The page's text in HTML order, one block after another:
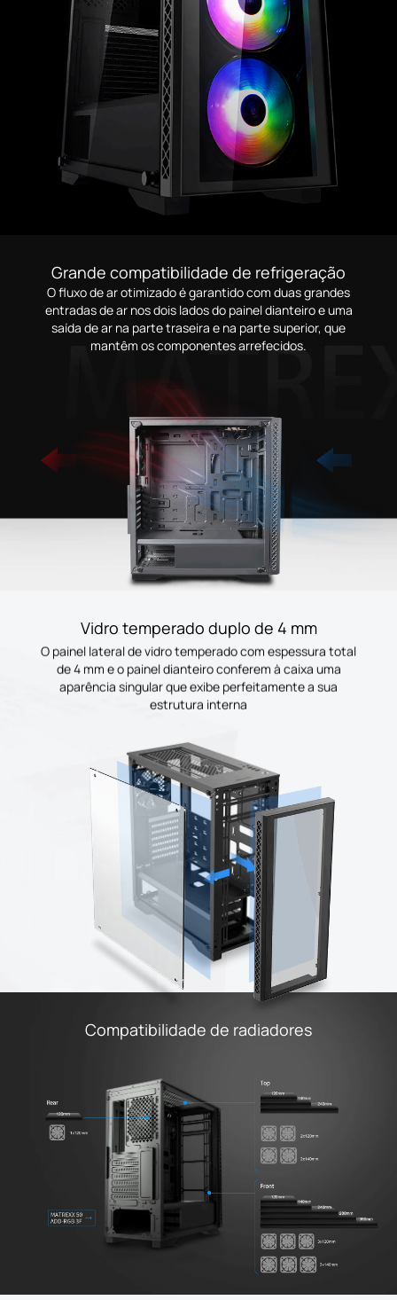
Grande compatibilidade de refrigeração
O fluxo de ar otimizado é garantido com duas grandes
entradas de ar nos dois lados do painel dianteiro e uma
saída de ar na parte traseira e na parte superior, que
mantêm os componentes arrefecidos.
Vidro temperado duplo de 4 mm
O painel lateral de vidro temperado com espessura total
de 4 mm e o painel dianteiro conferem à caixa uma
aparência singular que exibe perfeitamente a sua
estrutura interna
Compatibilidade de radiadores